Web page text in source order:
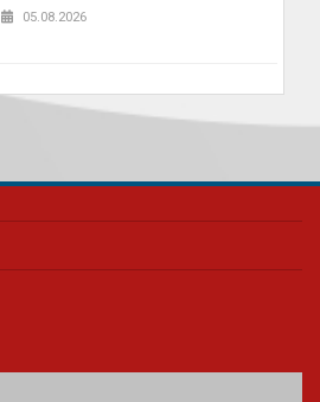
05.08.2026
Universidade Mackenzie
realizará nova edição da Feira
das novas tecnologias em